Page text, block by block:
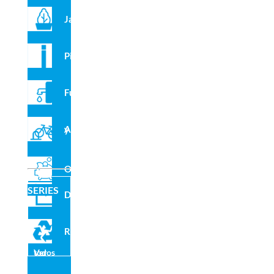
Jardineras
Pilonas
Fuentes
Aparcabicis y VMP
Outlet
SERIES Domo
Reciclado
Ver todos